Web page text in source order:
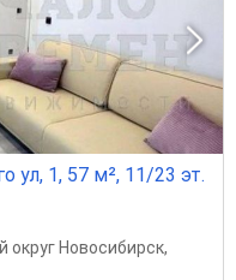
ул, 1, 57 м², 11/23 эт.
округ Новосибирск,